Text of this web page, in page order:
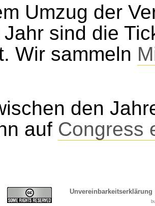
Umzug der
sind die
Wir sammeln
den
auf Congress
Unvereinbarkeitserklärung